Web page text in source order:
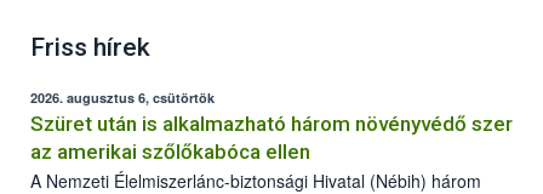
Friss hírek
2026. augusztus 6, csütörtök
Szüret után is alkalmazható három növényvédő szer
az amerikai szőlőkabóca ellen
A Nemzeti Élelmiszerlánc-biztonsági Hivatal (Nébih) három